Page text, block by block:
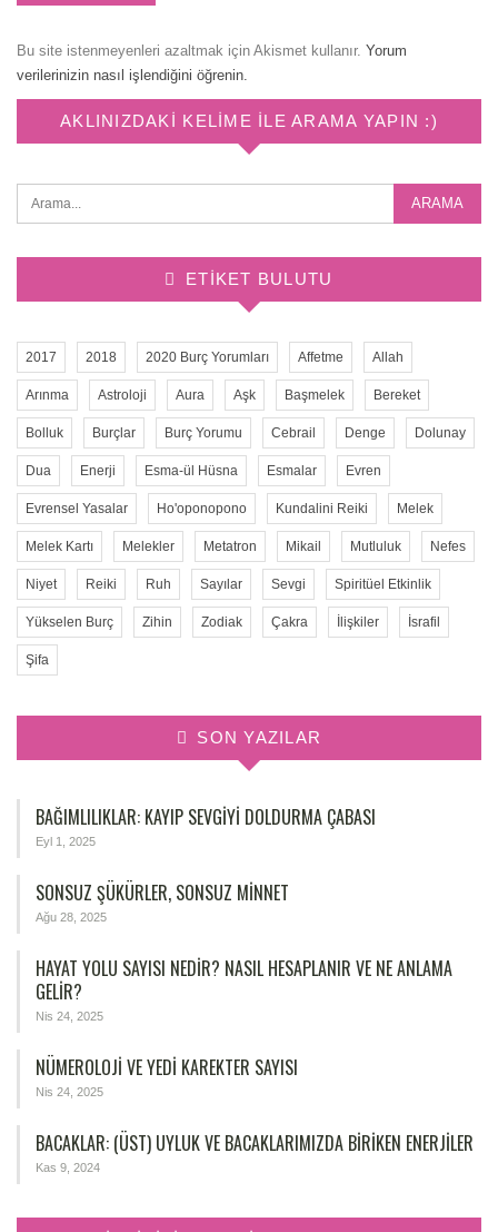
Bu site istenmeyenleri azaltmak için Akismet kullanır. Yorum
verilerinizin nasıl işlendiğini öğrenin.
AKLINIZDAKI KELIME ILE ARAMA YAPIN :)
ETIKET BULUTU
2017 2018 2020 Burç Yorumları Affetme Allah
Arınma Astroloji Aura Aşk Başmelek Bereket
Bolluk Burçlar Burç Yorumu Cebrail Denge Dolunay
Dua Enerji Esma-ül Hüsna Esmalar Evren
Evrensel Yasalar Ho'oponopono Kundalini Reiki Melek
Melek Kartı Melekler Metatron Mikail Mutluluk Nefes
Niyet Reiki Ruh Sayılar Sevgi Spiritüel Etkinlik
Yükselen Burç Zihin Zodiak Çakra İlişkiler İsrafil
Şifa
SON YAZILAR
BAĞIMLILIKLAR: KAYIP SEVGIYI DOLDURMA ÇABASI
Eyl 1, 2025
SONSUZ ŞÜKÜRLER, SONSUZ MINNET
Ağu 28, 2025
HAYAT YOLU SAYISI NEDIR? NASIL HESAPLANIR VE NE ANLAMA
GELIR?
Nis 24, 2025
NÜMEROLOJİ VE YEDİ KAREKTER SAYISI
Nis 24, 2025
BACAKLAR: (ÜST) UYLUK VE BACAKLARIMIZDA BIRIKEN ENERJILER
Kas 9, 2024